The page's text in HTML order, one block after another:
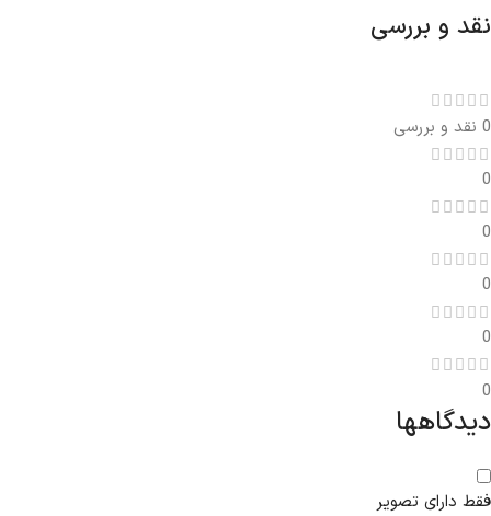
نقد و بررسی
0 نقد و بررسی
0
0
0
0
0
دیدگاهها
فقط دارای تصویر